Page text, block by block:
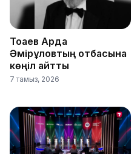
Тоқаев Ардақ
Әмірқұловтың отбасына
көңіл айтты
7 тамыз, 2026